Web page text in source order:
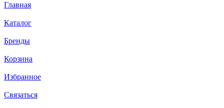
Главная
Каталог
Бренды
Корзина
Избранное
Связаться